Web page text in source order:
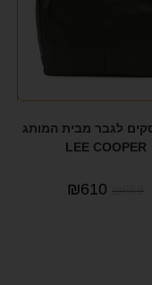
לגבר מבית המותג
LEE COOPER
₪669
₪610